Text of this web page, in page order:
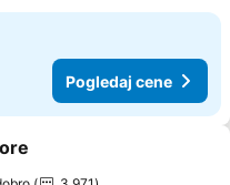
Pogledaj cene
u favorite